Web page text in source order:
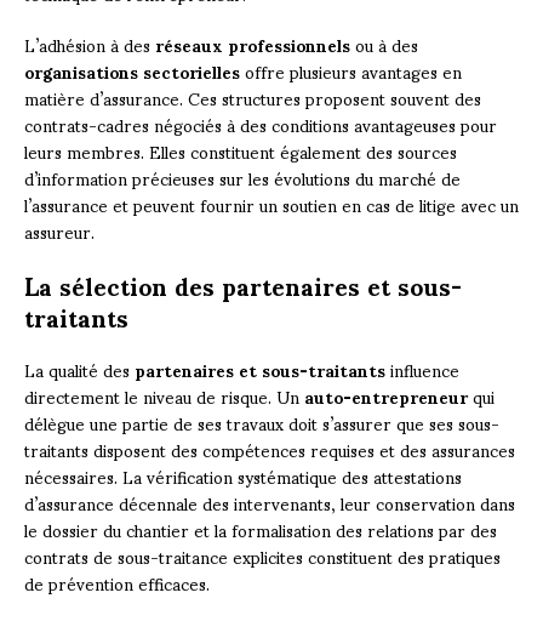
L’adhésion à desréseaux professionnelsou à des
organisations sectoriellesoffre plusieurs avantages en
matière d’assurance. Ces structures proposent souvent des
contrats-cadres négociés à des conditions avantageuses pour
leurs membres. Elles constituent également des sources
d’information précieuses sur les évolutions du marché de
l’assurance et peuvent fournir un soutien en cas de litige avec un
assureur.
La sélection des partenaires et sous-
traitants
La qualité despartenaires et sous-traitantsinfluence
directement le niveau de risque. Unauto-entrepreneurqui
délègue une partie de ses travaux doit s’assurer que ses sous-
traitants disposent des compétences requises et des assurances
nécessaires. La vérification systématique des attestations
d’assurance décennale des intervenants, leur conservation dans
le dossier du chantier et la formalisation des relations par des
contrats de sous-traitance explicites constituent des pratiques
de prévention efficaces.